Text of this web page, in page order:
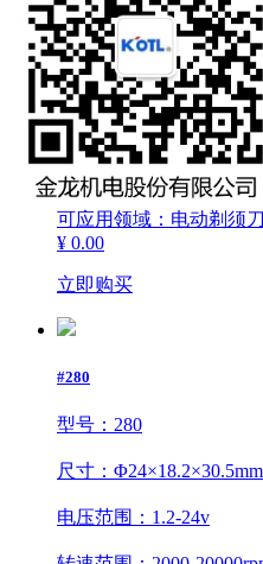
尺寸：Φ20×32.1
电压范围：1.2-24v
转速范围：2000-20000rpm
力矩范围：0.5-40g·cm
可应用领域：电动剃须
¥ 0.00
立即购买
#280
型号：280
尺寸：Φ24×18.2×30.5mm
电压范围：1.2-24v
盖板玻璃
触摸屏 TP